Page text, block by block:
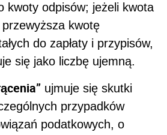
kwoty odpisów; jeżeli kwota
przewyższa kwotę
do zapłaty i przypisów,
się jako liczbę ujemną.
ujmuje się skutki
przypadków
podatkowych, o